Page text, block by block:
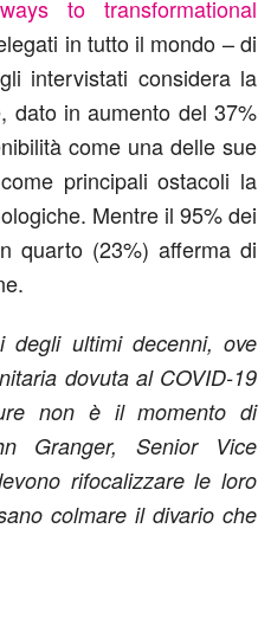
to transformational
in tutto il mondo – di
intervistati considera la
dato in aumento del 37%
come una delle sue
principali ostacoli la
Mentre il 95% dei
quarto (23%) afferma di
degli ultimi decenni, ove
dovuta al COVID-19
non è il momento di
Granger, Senior Vice
rifocalizzare le loro
colmare il divario che